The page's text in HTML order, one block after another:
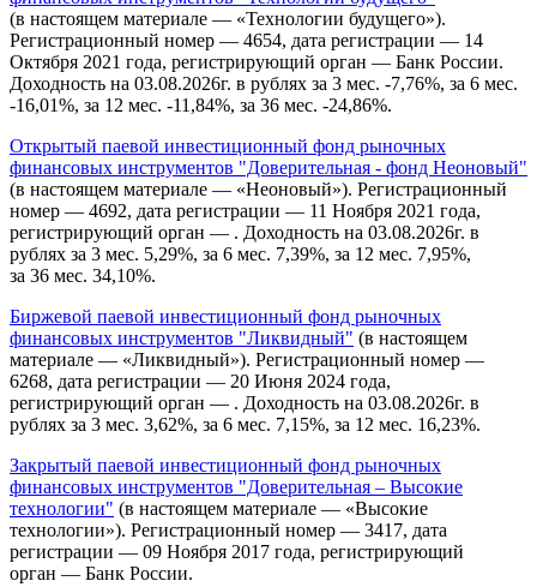
(в настоящем материале — «Технологии будущего»).
Регистрационный номер — 4654, дата регистрации — 14
Октября 2021 года, регистрирующий орган — Банк России.
Доходность на 03.08.2026г. в рублях за 3 мес. -7,76%, за 6 мес.
-16,01%, за 12 мес. -11,84%, за 36 мес. -24,86%.
Открытый паевой инвестиционный фонд рыночных
финансовых инструментов "Доверительная - фонд Неоновый"
(в настоящем материале — «Неоновый»). Регистрационный
номер — 4692, дата регистрации — 11 Ноября 2021 года,
регистрирующий орган — . Доходность на 03.08.2026г. в
рублях за 3 мес. 5,29%, за 6 мес. 7,39%, за 12 мес. 7,95%,
за 36 мес. 34,10%.
Биржевой паевой инвестиционный фонд рыночных
финансовых инструментов "Ликвидный" (в настоящем
материале — «Ликвидный»). Регистрационный номер —
6268, дата регистрации — 20 Июня 2024 года,
регистрирующий орган — . Доходность на 03.08.2026г. в
рублях за 3 мес. 3,62%, за 6 мес. 7,15%, за 12 мес. 16,23%.
Закрытый паевой инвестиционный фонд рыночных
финансовых инструментов "Доверительная – Высокие
технологии" (в настоящем материале — «Высокие
технологии»). Регистрационный номер — 3417, дата
регистрации — 09 Ноября 2017 года, регистрирующий
орган — Банк России.